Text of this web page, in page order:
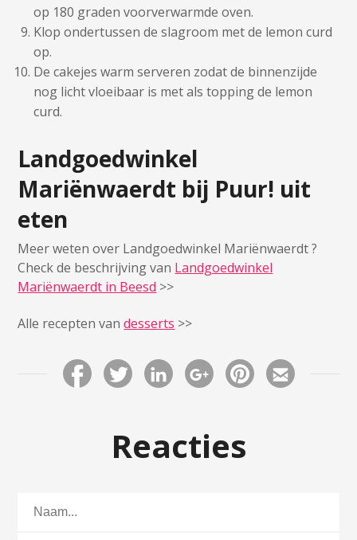
op 180 graden voorverwarmde oven.
Klop ondertussen de slagroom met de lemon curd
op.
De cakejes warm serveren zodat de binnenzijde
nog licht vloeibaar is met als topping de lemon
curd.
Landgoedwinkel
Mariënwaerdt bij Puur! uit
eten
Meer weten over Landgoedwinkel Mariënwaerdt ?
Check de beschrijving van Landgoedwinkel
Mariënwaerdt in Beesd >>
Alle recepten vandesserts >>
Reacties